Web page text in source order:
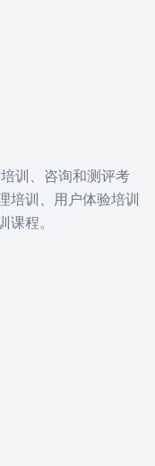
训、咨询和测评考
培训、用户体验培训
程。